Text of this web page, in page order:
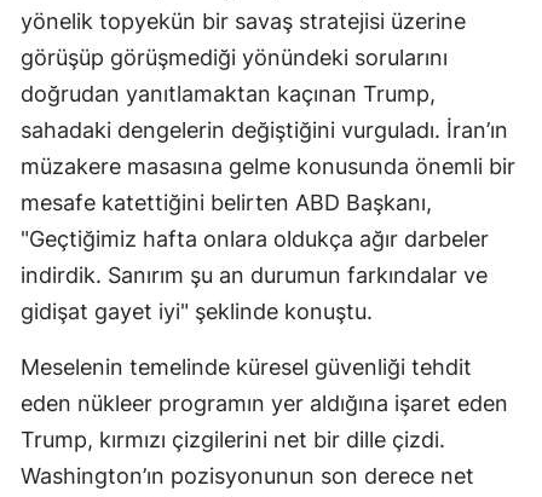
yönelik topyekün bir savaş stratejisi üzerine
görüşüp görüşmediği yönündeki sorularını
doğrudan yanıtlamaktan kaçınan Trump,
sahadaki dengelerin değiştiğini vurguladı. İran’ın
müzakere masasına gelme konusunda önemli bir
mesafe katettiğini belirten ABD Başkanı,
"Geçtiğimiz hafta onlara oldukça ağır darbeler
indirdik. Sanırım şu an durumun farkındalar ve
gidişat gayet iyi" şeklinde konuştu.
Meselenin temelinde küresel güvenliği tehdit
eden nükleer programın yer aldığına işaret eden
Trump, kırmızı çizgilerini net bir dille çizdi.
Washington’ın pozisyonunun son derece net